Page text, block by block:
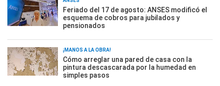
Feriado del 17 de agosto: ANSES modificó el
esquema de cobros para jubilados y
pensionados
¡MANOS A LA OBRA!
Cómo arreglar una pared de casa con la
pintura descascarada por la humedad en
simples pasos